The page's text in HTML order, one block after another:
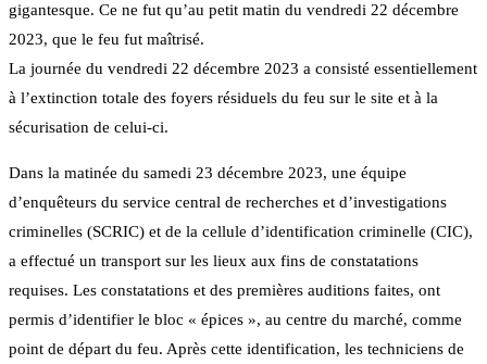
gigantesque. Ce ne fut qu’au petit matin du vendredi 22 décembre
2023, que le feu fut maîtrisé.
La journée du vendredi 22 décembre 2023 a consisté essentiellement
à l’extinction totale des foyers résiduels du feu sur le site et à la
sécurisation de celui-ci.
Dans la matinée du samedi 23 décembre 2023, une équipe
d’enquêteurs du service central de recherches et d’investigations
criminelles (SCRIC) et de la cellule d’identification criminelle (CIC),
a effectué un transport sur les lieux aux fins de constatations
requises. Les constatations et des premières auditions faites, ont
permis d’identifier le bloc « épices », au centre du marché, comme
point de départ du feu. Après cette identification, les techniciens de